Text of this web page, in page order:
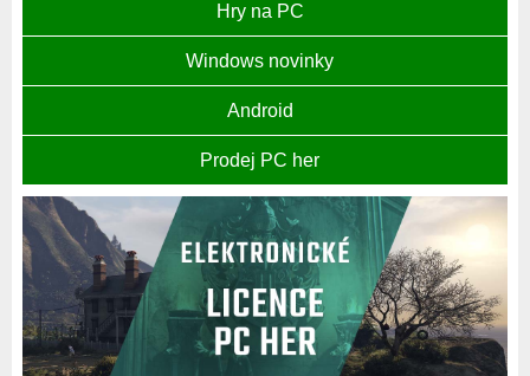
Hry na PC
Windows novinky
Android
Prodej PC her